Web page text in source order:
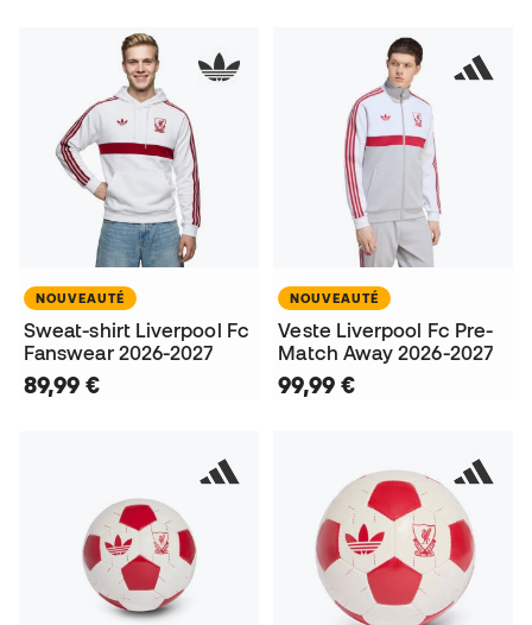
NOUVEAUTÉ
Sweat-shirt Liverpool Fc
Fanswear 2026-2027
89,99 €
NOUVEAUTÉ
Veste Liverpool Fc Pre-
Match Away 2026-2027
99,99 €